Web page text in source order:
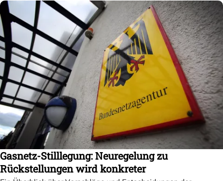
Gasnetz-Stilllegung: Neuregelung zu
Rückstellungen wird konkreter